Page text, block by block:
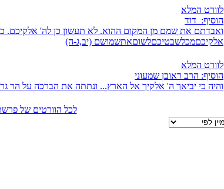
לוורט המלא
הוסיף: דוד
ואבדתם את שמם מן המקום ההוא. לא תעשון כן לה' אלקיכם.
אלקיכםמכלשבטיכםלשוםאתשמושם (יב,ג-ה)
לוורט המלא
הוסיף: הרב ראובן שמעוני
והיה כי יביאך ה' אלקיך אל הארץ... ונתתה את הברכה על הר
לכל הוורטים של